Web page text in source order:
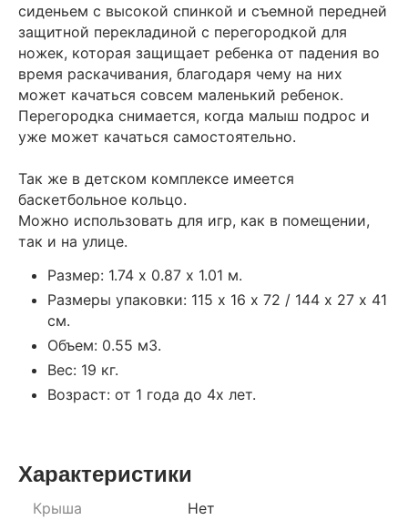
сиденьем с высокой спинкой и съемной передней
защитной перекладиной с перегородкой для
ножек, которая защищает ребенка от падения во
время раскачивания, благодаря чему на них
может качаться совсем маленький ребенок.
Перегородка снимается, когда малыш подрос и
уже может качаться самостоятельно.
Так же в детском комплексе имеется
баскетбольное кольцо.
Можно использовать для игр, как в помещении,
так и на улице.
Размер: 1.74 х 0.87 х 1.01 м.
Размеры упаковки: 115 х 16 х 72 / 144 х 27 х 41
см.
Объем: 0.55 м3.
Вес: 19 кг.
Возраст: от 1 года до 4х лет.
Характеристики
Крыша
Нет